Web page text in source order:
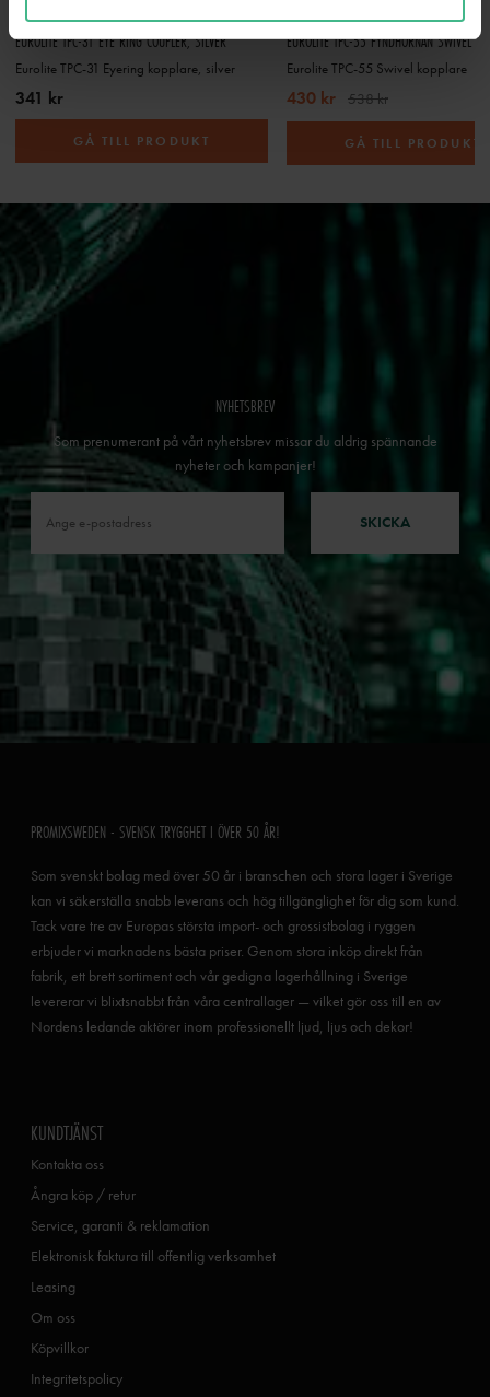
EUROLITE TPC-31 EYE RING COUPLER, SILVER
Eurolite TPC-31 Eyering kopplare, silver
341 kr
GÅ TILL PRODUKT
EUROLITE TPC-55 FYNDHÖRNAN SWIVEL
Eurolite TPC-55 Swivel kopplare
430 kr 538 kr
GÅ TILL PRODUKT
NYHETSBREV
Som prenumerant på vårt nyhetsbrev missar du aldrig spännande
nyheter och kampanjer!
SKICKA
PROMIXSWEDEN - SVENSK TRYGGHET I ÖVER 50 ÅR!
Som svenskt bolag med över 50 år i branschen och stora lager i Sverige
kan vi säkerställa snabb leverans och hög tillgänglighet för dig som kund.
Tack vare tre av Europas största import- och grossistbolag i ryggen
erbjuder vi marknadens bästa priser. Genom stora inköp direkt från
fabrik, ett brett sortiment och vår gedigna lagerhållning i Sverige
levererar vi blixtsnabbt från våra centrallager — vilket gör oss till en av
Nordens ledande aktörer inom professionellt ljud, ljus och dekor!
KUNDTJÄNST
Kontakta oss
Ångra köp / retur
Service, garanti & reklamation
Elektronisk faktura till offentlig verksamhet
Leasing
Om oss
Köpvillkor
Integritetspolicy